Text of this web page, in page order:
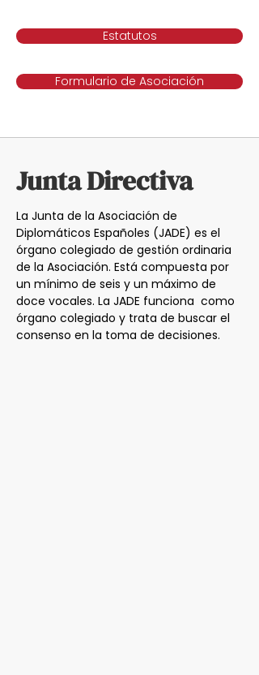
Estatutos
Formulario de Asociación
Junta Directiva
La Junta de la Asociación de
Diplomáticos Españoles (JADE) es el
órgano colegiado de gestión ordinaria
de la Asociación. Está compuesta por
un mínimo de seis y un máximo de
doce vocales. La JADE funciona como
órgano colegiado y trata de buscar el
consenso en la toma de decisiones.